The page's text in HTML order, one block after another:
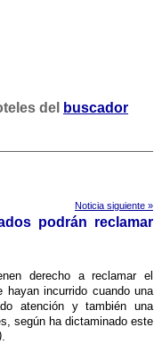
del
buscador
Noticia siguiente »
podrán reclamar
derecho a reclamar el
incurrido cuando una
atención y también una
según ha dictaminado este
.